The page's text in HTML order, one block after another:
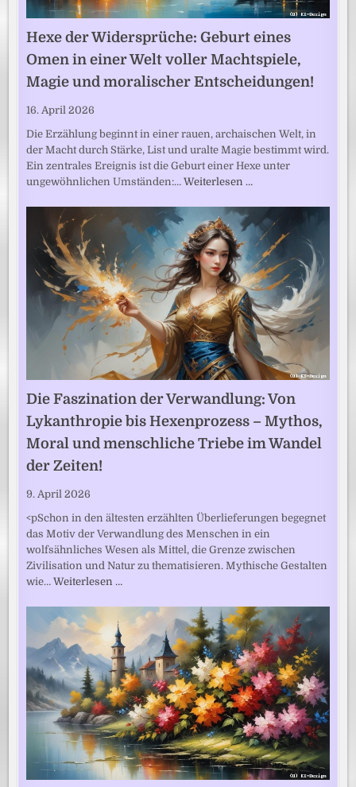
Hexe der Widersprüche: Geburt eines
Omen in einer Welt voller Machtspiele,
Magie und moralischer Entscheidungen!
16. April 2026
Die Erzählung beginnt in einer rauen, archaischen Welt, in
der Macht durch Stärke, List und uralte Magie bestimmt wird.
Ein zentrales Ereignis ist die Geburt einer Hexe unter
ungewöhnlichen Umständen:…Weiterlesen …
Die Faszination der Verwandlung: Von
Lykanthropie bis Hexenprozess – Mythos,
Moral und menschliche Triebe im Wandel
der Zeiten!
9. April 2026
<pSchon in den ältesten erzählten Überlieferungen begegnet
das Motiv der Verwandlung des Menschen in ein
wolfsähnliches Wesen als Mittel, die Grenze zwischen
Zivilisation und Natur zu thematisieren. Mythische Gestalten
wie…Weiterlesen …